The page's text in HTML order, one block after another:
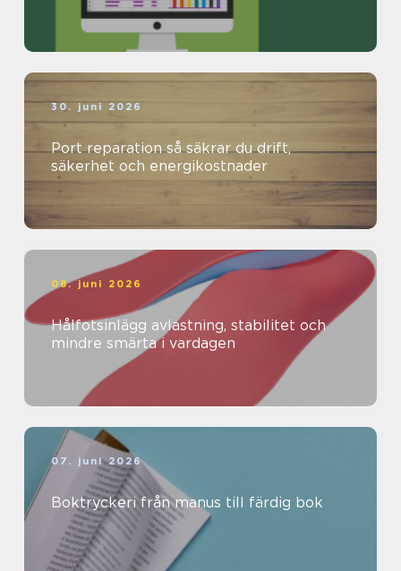
30. juni 2026
Port reparation så säkrar du drift,
säkerhet och energikostnader
08. juni 2026
Hålfotsinlägg avlastning, stabilitet och
mindre smärta i vardagen
07. juni 2026
Boktryckeri från manus till färdig bok